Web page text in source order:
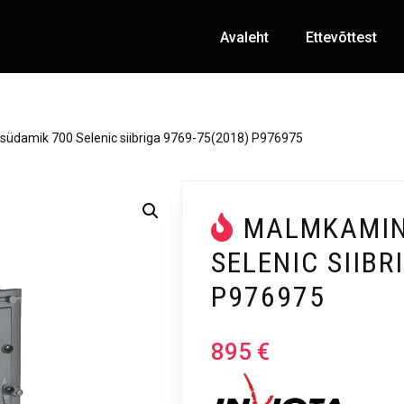
Avaleht Ettevõttest
700 Selenic siibriga 9769-75(2018) P976975
SELENIC
P976975
895 €